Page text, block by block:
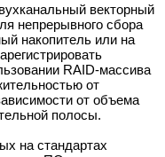
векторный
непрерывного сбора
накопитель или на
RAID-массива
от
от объема
полосы.
на стандартах